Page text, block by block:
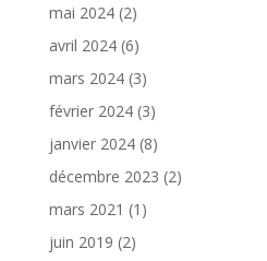
mai 2024(2)
avril 2024(6)
mars 2024(3)
février 2024(3)
janvier 2024(8)
décembre 2023 (2)
mars 2021 (1)
juin 2019 (2)